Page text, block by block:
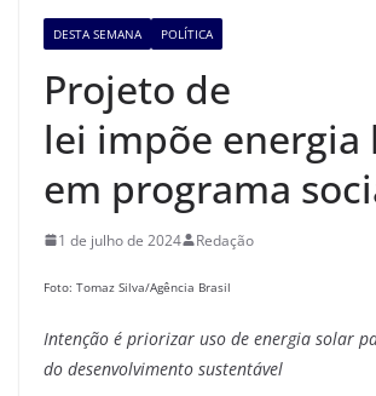
DESTA SEMANA POLÍTICA
Projeto de
lei impõe energia
em programa
1 de julho de 2024 Redação
Foto: Tomaz Silva/Agência Brasil
Intenção é priorizar uso de energia solar
do desenvolvimento sustentável